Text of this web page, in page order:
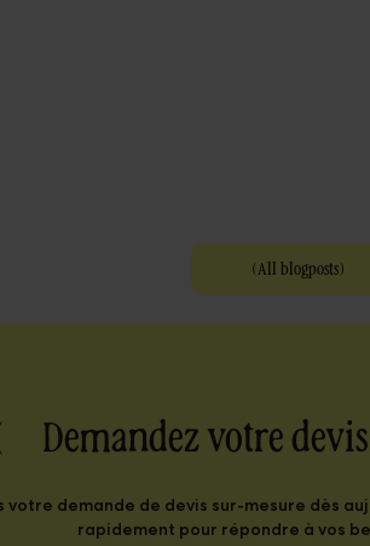
(All blogposts)
Demandez votre
votre demande de devis sur-mesure dès
rapidement pour répondre à vos